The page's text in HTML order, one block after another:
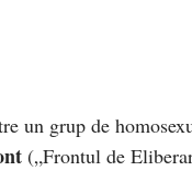
un grup de
(„Frontul de